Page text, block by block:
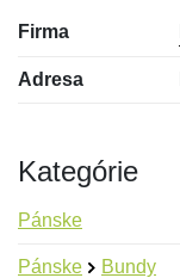
Firma
Adresa
Kategórie
Pánske
Pánske Bundy